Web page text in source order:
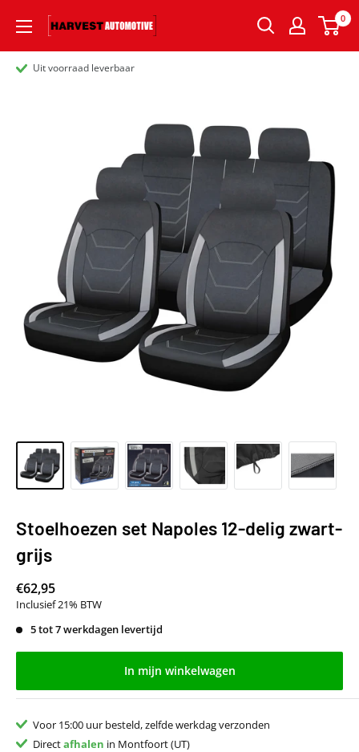
0
Uit voorraad leverbaar
Stoelhoezen set Napoles 12-delig zwart-
grijs
€62,95
Inclusief 21% BTW
5 tot 7 werkdagen levertijd
In mijn winkelwagen
Voor 15:00 uur besteld, zelfde werkdag verzonden
Directafhalen in Montfoort (UT)